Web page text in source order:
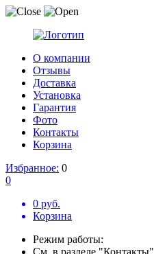
О компании
Отзывы
Доставка
Установка
Гарантия
Фото
Контакты
Корзина
Избранное: 0
0
0 руб.
Корзина
Режим работы:
См. в разделе "Контакты"